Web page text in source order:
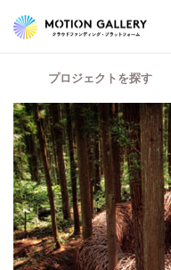
プロジェクトを探す